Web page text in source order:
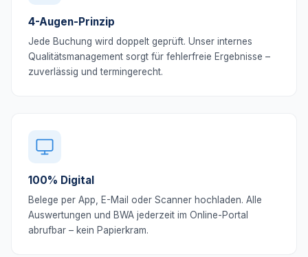
4-Augen-Prinzip
Jede Buchung wird doppelt geprüft. Unser internes
Qualitätsmanagement sorgt für fehlerfreie Ergebnisse –
zuverlässig und termingerecht.
100% Digital
Belege per App, E-Mail oder Scanner hochladen. Alle
Auswertungen und BWA jederzeit im Online-Portal
abrufbar – kein Papierkram.